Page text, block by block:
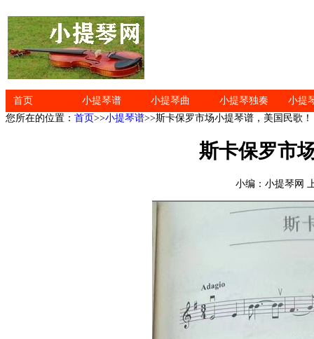
首页 小提琴谱 小提琴曲 小提琴独奏
小提
您所在的位置： 首页>>小提琴谱>>斯卡保罗市场小提琴谱，美国民歌！
斯卡保罗市
小编：小提琴网